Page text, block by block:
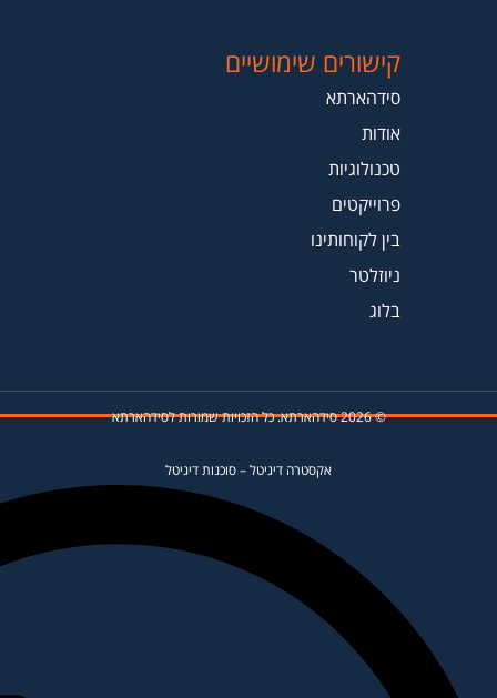
קישורים שימושיים
סידהארתא
אודות
טכנולוגיות
פרוייקטים
בין לקוחותינו
ניוזלטר
בלוג
© 2026 סידהארתא. כל הזכויות שמורות לסידהארתא
אקסטרה דיגיטל – סוכנות דיגיטל